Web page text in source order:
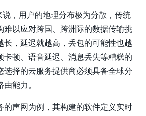
，用户的地理分布极为分散，传统
难以应对跨国、跨洲际的数据传输挑
长，延迟就越高，丢包的可能性也越
卡顿、语音延迟、消息丢失等糟糕的
选择的云服务提供商必须具备全球分
能力。
的声网 为例，其构建的软件定义实时